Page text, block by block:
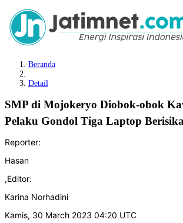
Beranda
Detail
SMP di Mojokeryo Diobok-obok
Pelaku Gondol Tiga Laptop
Reporter:
Hasan
,Editor:
Karina Norhadini
Kamis, 30 March 2023 04:20 UTC